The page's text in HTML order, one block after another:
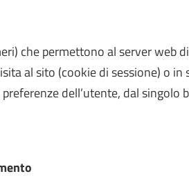
che permettono al server web
al sito (cookie di sessione) o
dell’utente, dal